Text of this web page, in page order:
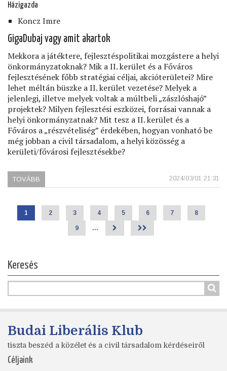
Házigazda
Koncz Imre
GigaDubaj vagy amit akartok
Mekkora a játéktere, fejlesztéspolitikai mozgástere a helyi
önkormányzatoknak? Mik a II. kerület és a Főváros
fejlesztésének főbb stratégiai céljai, akcióterületei? Mire
lehet méltán büszke a II. kerület vezetése? Melyek a
jelenlegi, illetve melyek voltak a múltbeli „zászlóshajó”
projektek? Milyen fejlesztési eszközei, forrásai vannak a
helyi önkormányzatnak? Mit tesz a II. kerület és a
Főváros a „részvételiség” érdekében, hogyan vonható be
még jobban a civil társadalom, a helyi közösség a
kerületi/fővárosi fejlesztésekbe?
2024/03/01 21:31
TOVÁBB
LEGYEN
VÁROSUNK?)
Oldalszámozás
Jelenlegi
1 Page
2 Page
3 Page
4 Page
5 Page
6 Page
7 Page
8
Page
9 … > >>
Keresés
Budai Liberális Klub
tiszta beszéd a közélet és a civil társadalom kérdéseiről
Céljaink